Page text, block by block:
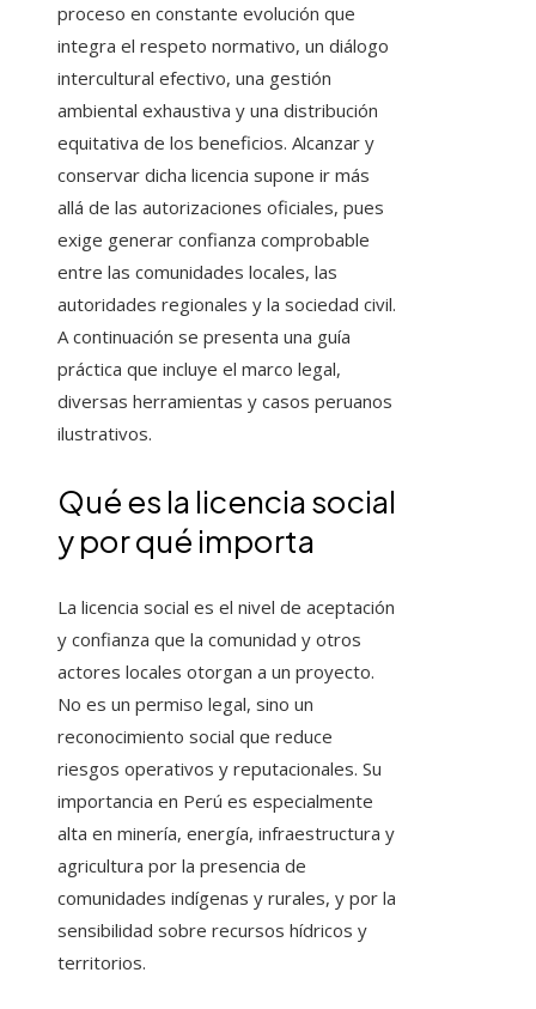
proceso en constante evolución que
integra el respeto normativo, un diálogo
intercultural efectivo, una gestión
ambiental exhaustiva y una distribución
equitativa de los beneficios. Alcanzar y
conservar dicha licencia supone ir más
allá de las autorizaciones oficiales, pues
exige generar confianza comprobable
entre las comunidades locales, las
autoridades regionales y la sociedad civil.
A continuación se presenta una guía
práctica que incluye el marco legal,
diversas herramientas y casos peruanos
ilustrativos.
Qué es la licencia social
y por qué importa
La licencia social es el nivel de aceptación
y confianza que la comunidad y otros
actores locales otorgan a un proyecto.
No es un permiso legal, sino un
reconocimiento social que reduce
riesgos operativos y reputacionales. Su
importancia en Perú es especialmente
alta en minería, energía, infraestructura y
agricultura por la presencia de
comunidades indígenas y rurales, y por la
sensibilidad sobre recursos hídricos y
territorios.